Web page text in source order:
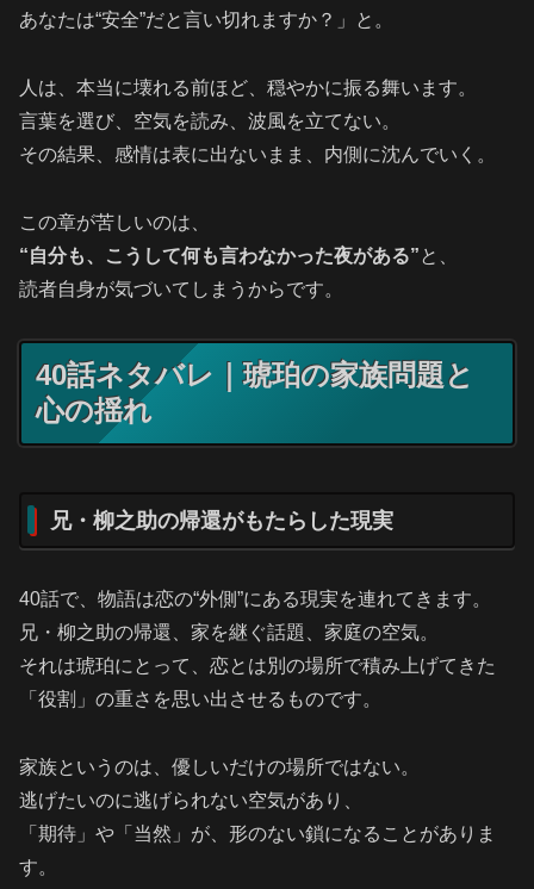
あなたは“安全”だと言い切れますか？」と。
人は、本当に壊れる前ほど、穏やかに振る舞います。
言葉を選び、空気を読み、波風を立てない。
その結果、感情は表に出ないまま、内側に沈んでいく。
この章が苦しいのは、
“自分も、こうして何も言わなかった夜がある”と、
読者自身が気づいてしまうからです。
40話ネタバレ｜琥珀の家族問題と
心の揺れ
兄・柳之助の帰還がもたらした現実
40話で、物語は恋の“外側”にある現実を連れてきます。
兄・柳之助の帰還、家を継ぐ話題、家庭の空気。
それは琥珀にとって、恋とは別の場所で積み上げてきた
「役割」の重さを思い出させるものです。
家族というのは、優しいだけの場所ではない。
逃げたいのに逃げられない空気があり、
「期待」や「当然」が、形のない鎖になることがありま
す。